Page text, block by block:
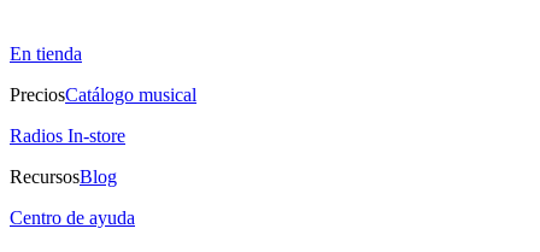
En tienda
PreciosCatálogo musical
Radios In-store
RecursosBlog
Centro de ayuda